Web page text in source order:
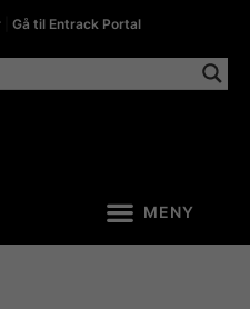
|Gå til Entrack Portal